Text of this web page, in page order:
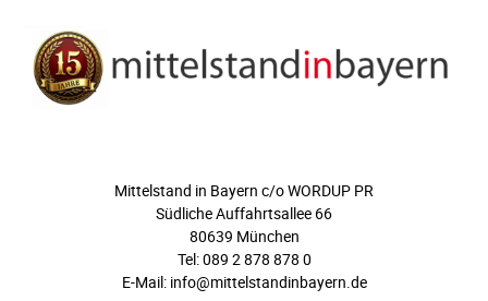
Mittelstand in Bayern c/o WORDUP PR
Südliche Auffahrtsallee 66
80639 München
Tel: 089 2 878 878 0
E-Mail: info@mittelstandinbayern.de